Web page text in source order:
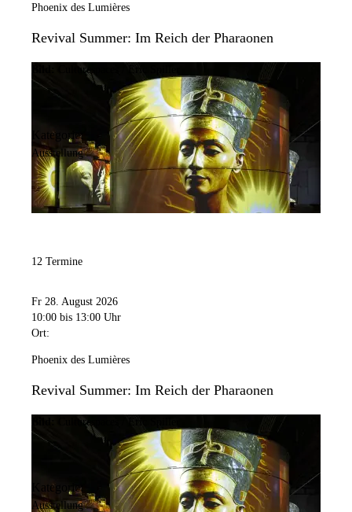
Phoenix des Lumières
Revival Summer: Im Reich der Pharaonen
Culturespaces / Eric Spiller
Kategorie:
Ausstellung
12 Termine
Fr 28. August 2026
10:00 bis 13:00 Uhr
Ort:
Phoenix des Lumières
Revival Summer: Im Reich der Pharaonen
Culturespaces / Eric Spiller
Kategorie:
Ausstellung